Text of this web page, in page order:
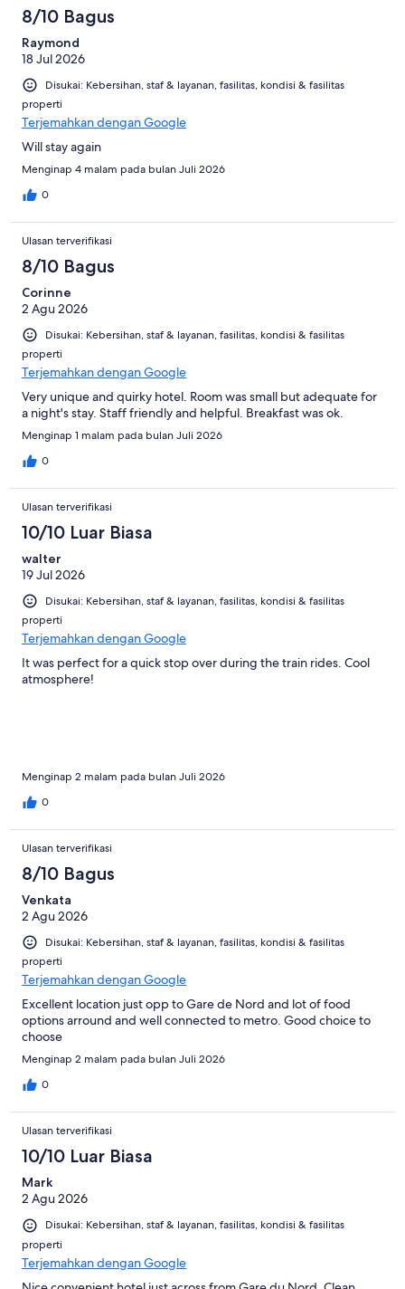
8/10 Bagus
Raymond
18 Jul 2026
Disukai: Kebersihan, staf & layanan, fasilitas, kondisi & fasilitas
properti
Terjemahkan dengan Google
Will stay again
Menginap 4 malam pada bulan Juli 2026
0
Ulasan terverifikasi
8/10 Bagus
Corinne
2 Agu 2026
Disukai: Kebersihan, staf & layanan, fasilitas, kondisi & fasilitas
properti
Terjemahkan dengan Google
Very unique and quirky hotel. Room was small but adequate for
a night's stay. Staff friendly and helpful. Breakfast was ok.
Menginap 1 malam pada bulan Juli 2026
0
Ulasan terverifikasi
10/10 Luar Biasa
walter
19 Jul 2026
Disukai: Kebersihan, staf & layanan, fasilitas, kondisi & fasilitas
properti
Terjemahkan dengan Google
It was perfect for a quick stop over during the train rides. Cool
atmosphere!
Menginap 2 malam pada bulan Juli 2026
0
Ulasan terverifikasi
8/10 Bagus
Venkata
2 Agu 2026
Disukai: Kebersihan, staf & layanan, fasilitas, kondisi & fasilitas
properti
Terjemahkan dengan Google
Excellent location just opp to Gare de Nord and lot of food
options arround and well connected to metro. Good choice to
choose
Menginap 2 malam pada bulan Juli 2026
0
Ulasan terverifikasi
10/10 Luar Biasa
Mark
2 Agu 2026
Disukai: Kebersihan, staf & layanan, fasilitas, kondisi & fasilitas
properti
Terjemahkan dengan Google